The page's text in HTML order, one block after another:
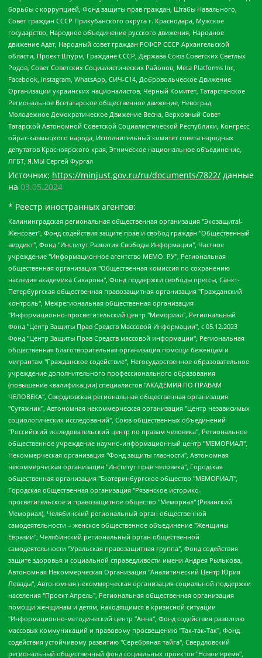
борьбы с коррупцией, Фонд защиты прав граждан, Штабы Навального,
Совет граждан СССР Прикубанского округа г. Краснодара, Мужское
государство, Народное объединение русского движения, Народное
движение Адат, Народный совет граждан РСФСР СССР Архангельской
области, Проект Штурм, Граждане СССР, Держава Союз Советских Светлых
Родов, Совет Советских Социалистических Районов, Meta Platforms Inc,
Facebook, Instagram, WhatsApp, СИЧ-С14, Добровольческое Движение
Организации украинских националистов, Черный Комитет, Татарстанское
Региональное Всетатарское общественное движение, Невоград,
Молодежное Демократическое Движение Весна, Верховный Совет
Татарской Автономной Советской Социалистической Республики, Конгресс
ойрат-калмыцкого народа, Исполнительный комитет совета народных
депутатов Красноярского края, Этническое национальное объединение,
ЛГБТ, Я.МЫ Сергей Фургал
Источник: https://minjust.gov.ru/ru/documents/7822/ данные
на 03.05.2024
* Реестр иностранных агентов:
Калининградская региональная общественная организация "Экозащита!-Женсовет", Фонд содействия защите прав и свобод граждан "Общественный вердикт", Фонд "Институт Развития Свободы Информации", Частное учреждение "Информационное агентство МЕМО. РУ", Региональная общественная организация "Общественная комиссия по сохранению наследия академика Сахарова", Фонд поддержки свободы прессы, Санкт-Петербургская общественная правозащитная организация "Гражданский контроль", Межрегиональная общественная организация "Информационно-просветительский центр "Мемориал", Региональный Фонд "Центр Защиты Прав Средств Массовой Информации", с 05.12.2023 Фонд "Центр Защиты Прав Средств массовой информации", Региональная общественная благотворительная организация помощи беженцам и мигрантам "Гражданское содействие", Негосударственное образовательное учреждение дополнительного профессионального образования (повышение квалификации) специалистов "АКАДЕМИЯ ПО ПРАВАМ ЧЕЛОВЕКА", Свердловская региональная общественная организация "Сутяжник", Автономная некоммерческая организация "Центр независимых социологических исследований", Союз общественных объединений "Российский исследовательский центр по правам человека", Региональное общественное учреждение научно-информационный центр "МЕМОРИАЛ", Некоммерческая организация "Фонд защиты гласности", Автономная некоммерческая организация "Институт прав человека", Городская общественная организация "Екатеринбургское общество "МЕМОРИАЛ", Городская общественная организация "Рязанское историко-просветительское и правозащитное общество "Мемориал" (Рязанский Мемориал), Челябинский региональный орган общественной самодеятельности – женское общественное объединение "Женщины Евразии", Челябинский региональный орган общественной самодеятельности "Уральская правозащитная группа", Фонд содействия защите здоровья и социальной справедливости имени Андрея Рылькова, Автономная Некоммерческая Организация "Аналитический Центр Юрия Левады", Автономная некоммерческая организация социальной поддержки населения "Проект Апрель", Региональная общественная организация помощи женщинам и детям, находящимся в кризисной ситуации "Информационно-методический центр "Анна", Фонд содействия развитию массовых коммуникаций и правовому просвещению "Так-так-Так", Фонд содействия устойчивому развитию "Серебряная тайга", Свердловский региональный общественный фонд социальных проектов "Новое время", "Idel.Реалии", Кавказ.Реалии, Крым.Реалии, Телеканал Настоящее Время, Татаро-башкирская служба Радио Свобода (Azatliq Radiosi), Радио Свободная Европа/Радио Свобода (PCE/PC), "Сибирь.Реалии", "Фактограф", Благотворительный фонд помощи осужденным и их семьям, Автономная некоммерческая организация "Институт глобализации и социальных движений", Фонд "В защиту прав заключенных", Частное учреждение "Центр поддержки и содействия развитию средств массовой информации", Пензенский региональный общественный благотворительный фонд "Гражданский союз", "Север.Реалии", Некоммерческая организация Фонд "Правовая инициатива", Общество с ограниченной ответственностью "Радио Свободная Европа/Радио Свобода", Чешское информационное агентство "MEDIUM-ORIENT", Красноярская региональная общественная организация "Мы против СПИДа", Камалягин Денис Николаевич, Маркелов Сергей Евгеньевич, Пономарев Лев Александрович, Савицкая Людмила Алексеевна, Автономная некоммерческая организация "Центр по работе с проблемой насилия "НАСИЛИЮ.НЕТ", Межрегиональный профессиональный союз работников здравоохранения "Альянс врачей", Юридическое лицо, зарегистрированное в Латвийской Республике, SIA "Medusa Project" (регистрационный номер 40103797863, дата регистрации 10.06.2014), Некоммерческая организация "Фонд по борьбе с коррупцией", Автономная некоммерческая организация "Институт права и публичной политики", Баданин Роман Сергеевич, Гликин Максим Александрович, Железнова Мария Михайловна, Лукьянова Юлия Сергеевна, Маетная Елизавета Витальевна, Маняхин Петр Борисович, Чуракова Ольга Владимировна, Ярош Юлия Петровна, Юридическое лицо "The Insider SIA", зарегистрированное в Риге, Латвийская Республика (дата регистрации 26.06.2015), являющееся администратором доменного имени интернет-издания "The Insider SIA", https://theins.ru, Постернак Алексей Евгеньевич, Рубин Михаил Аркадьевич, Анин Роман Александрович, Юридическое лицо Istories fonds, зарегистрированное в Латвийской Республике (регистрационный номер 50008295751, дата регистрации 24.02.2020), Великовский Дмитрий Александрович, Долинина Ирина Николаевна, Мароховская Алеся Алексеевна, Шлейнов Роман Юрьевич, Шмагун Олеся Валентиновна, Общество с ограниченной ответственностью "Альтаир 2021", Общество с ограниченной ответственностью "Вега 2021", Общество с ограниченной ответственностью "Главный редактор 2021", Общество с ограниченной ответственностью "Ромашки монолит", Важенков Артем Валерьевич, Ивановская областная общественная организация "Центр гендерных исследований", Гурман Юрий Альбертович, Медиапроект "ОВД-Инфо", Егоров Владимир Владимирович, Жилинский Владимир Александрович, Общество с ограниченной ответственностью "ЗП", Иванова София Юрьевна, Карезина Инна Павловна, Кильтау Екатерина Викторовна, Петров Алексей Викторович, Пискунов Сергей Евгеньевич, Смирнов Сергей Сергеевич, Тихонов Михаил Сергеевич, Общество с ограниченной ответственностью "ЖУРНАЛИСТ-ИНОСТРАННЫЙ АГЕНТ", Арапова Галина Юрьевна, Вольтская Татьяна Анатольевна, Американская компания "Mason G.E.S. Anonymous Foundation" (США), являющаяся владельцем интернет-издания https://mnews.world/, Компания "Stichting Bellingcat", зарегистрированная в Нидерландах (дата регистрации 11.07.2018), Захаров Андрей Вячеславович, Клепиковская Екатерина Дмитриевна, Общество с ограниченной ответственностью "МЕМО", Перл Роман Александрович, Симонов Евгений Алексеевич, Соловьева Елена Анатольевна, Сотников Даниил Владимирович, Сурначева Елизавета Дмитриевна, Автономная некоммерческая организация по защите прав человека и информированию населения "Якутия – Наше Мнение", Общество с ограниченной ответственностью "Москоу диджитал медиа", с 26.01.2023 Общество с ограниченной ответственностью "Чайка Белые сады", Ветошкина Валерия Валерьевна, Заговора Максим Александрович, Межрегиональное общественное движение "Российская ЛГБТ - сеть", Оленичев Максим Владимирович, Павлов Иван Юрьевич, Скворцова Елена Сергеевна, Общество с ограниченной ответственностью "Как бы инагент", Кочетков Игорь Викторович, Общество с ограниченной ответственностью "Честные выборы", Еланчик Олег Александрович, Общество с ограниченной ответственностью "Нобелевский призыв", Гималова Регина Эмилевна, Григорьев Андрей Валерьевич, Григорьева Алина Александровна, Ассоциация по содействию защите прав призывников, альтернативнослужащих и военнослужащих "Правозащитная группа "Гражданин.Армия.Право", Хисамова Регина Фаритовна, Автономная некоммерческая организация по реализации социально-правовых программ "Лилит", Дальневосточное общественное движение "Маяк", Санкт-Петербургская ЛГБТ-инициативная группа "Выход", Инициативная группа ЛГБТ+ "Реверс", Алексеев Андрей Викторович, Бекбулатова Таисия Львовна, Беляев Иван Михайлович, Владыкина Елена Сергеевна, Гельман Марат Александрович, Никульшина Вероника Юрьевна, Толоконникова Надежда Андреевна, Шендерович Виктор Анатольевич, Общество с ограниченной ответственностью "Данное сообщение", Общество с ограниченной ответственностью Издательский дом "Новая глава", Айнбиндер Александра Александровна, Московский комьюнити-центр для ЛГБТ+инициатив, Благотворительный фонд развития филантропии, Deutsche Welle (Германия, Kurt-Schumacher-Strasse 3, 53113 Bonn), Борзунова Мария Михайловна, Воробьев Виктор Викторович, Голубева Анна Львовна, Константинова Алла Михайловна, Малкова Ирина Владимировна, Мурадов Мурад Абдулгалимович, Осетинская Елизавета Николаевна, Понасенков Евгений Николаевич, Ганапольский Матвей Юрьевич, Киселев Евгений Алексеевич, Борухович Ирина Григорьевна, Дремин Иван Тимофеевич, Дубровский Дмитрий Викторович, Красноярская региональная общественная организация поддержки и развития альтернативных образовательных технологий и межкультурных коммуникаций "ИНТЕРРА", Маяковская Екатерина Алексеевна, Фейгин Марк Захарович, Филимонов Андрей Викторович, Дзугкоева Регина Николаевна, Доброхотов Роман Александрович, Дудь Юрий Александрович, Елкин Сергей Владимирович, Кругликов Кирилл Игоревич, Сабунаева Мария Леонидовна, Семенов Алексей Владимирович, Шаинян Карен Багратович, Шульман Екатерина Михайловна, Асафьев Артур Валерьевич, Вахштайн Виктор Семенович, Венедиктов Алексей Алексеевич, Лушникова Екатерина Евгеньевна, Волков Леонид Михайлович, Невзоров Александр Глебович, Пархоменко Сергей Борисович, Сироткин Ярослав Николаевич, Кара-Мурза Владимир Владимирович, Баранова Наталья Владимировна, Гозман Леонид Яковлевич, Кагарлицкий Борис Юльевич, Климарев Михаил Валерьевич, Милов Владимир Станиславович, Автономная некоммерческая организация Краснодарский центр современного искусства "Типография", Моргенштерн Алишер Тагирович, Соболь Любовь Эдуардовна, Общество с ограниченной ответственностью "ЛИЗА НОРМ", Каспаров Гарри Кимович, Ходорковский Михаил Борисович, Общество с ограниченной ответственностью "Апрельские тезисы", Данилович Ирина Брониславовна, Кашин Олег Владимирович, Петров Николай Владимирович, Пивоваров Алексей Владимирович, Соколов Михаил Владимирович, Цветкова Юлия Владимировна, Чичваркин Евгений Александрович, Комитет против пыток/Команда против пыток, Общество с ограниченной ответственностью "Первый научный", Общество с ограниченной ответственностью "Вертолет и ко", Белоцерковская Вероника Борисовна, Кац Максим Евгеньевич, Лазарева Татьяна Юрьевна, Шаведдинов Руслан Табризович, Яшин Илья Валерьевич, Общество с ограниченной ответственностью "Иноагент ААВ", Алешковский Дмитрий Петрович, Альбац Евгения Марковна, Быков Дмитрий Львович, Галямина Юлия Евгеньевна, Лойко Сергей Леонидович, Мартынов Кирилл Константинович, Медведев Сергей Александрович, Крашенинников Федор Геннадиевич, Гордеева Катерина Вл